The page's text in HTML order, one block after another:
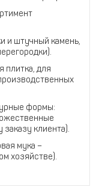
и штучный камень,
плитка, для
формы:
клиента).
мука –
хозяйстве).